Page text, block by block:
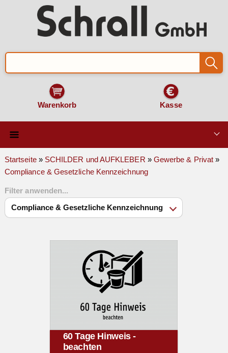
Warenkorb Kasse
Qualität & Technik
VERKEHRSZEICHEN
Startseite» SCHILDER und AUFKLEBER » Gewerbe & Privat »
Compliance & Gesetzliche Kennzeichnung
Filter anwenden...
60 Tage Hinweis -
beachten